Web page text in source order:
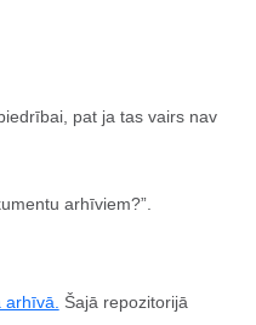
pat ja tas vairs nav
arhīviem?”.
Šajā repozitorijā